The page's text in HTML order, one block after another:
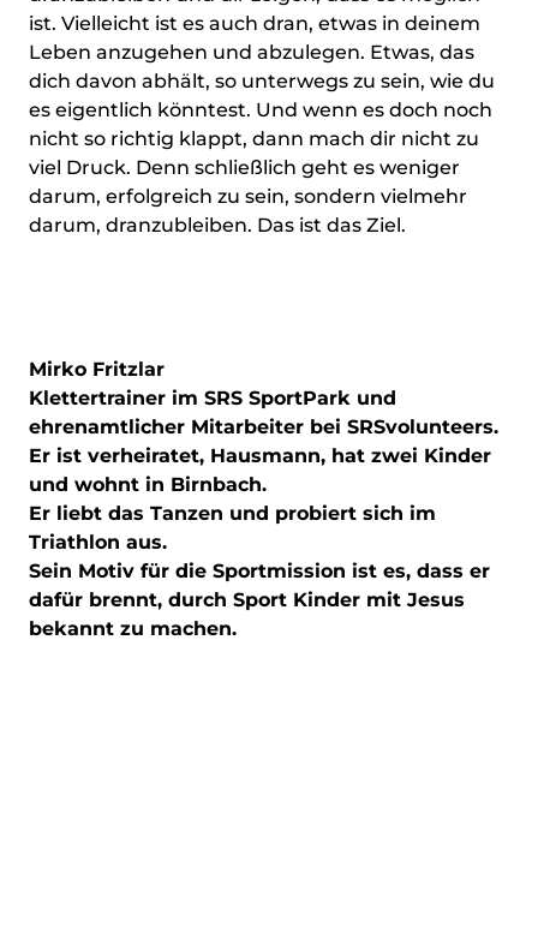
ist. Vielleicht ist es auch dran, etwas in deinem
Leben anzugehen und abzulegen. Etwas, das
dich davon abhält, so unterwegs zu sein, wie du
es eigentlich könntest. Und wenn es doch noch
nicht so richtig klappt, dann mach dir nicht zu
viel Druck. Denn schließlich geht es weniger
darum, erfolgreich zu sein, sondern vielmehr
darum, dranzubleiben. Das ist das Ziel.
Mirko Fritzlar
Klettertrainer im SRS SportPark und
ehrenamtlicher Mitarbeiter bei SRSvolunteers.
Er ist verheiratet, Hausmann, hat zwei Kinder
und wohnt in Birnbach.
Er liebt das Tanzen und probiert sich im
Triathlon aus.
Sein Motiv für die Sportmission ist es, dass er
dafür brennt, durch Sport Kinder mit Jesus
bekannt zu machen.